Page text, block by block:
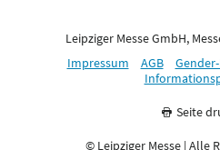
Leipziger Messe GmbH,
Impressum
AGB
Seite
© Leipziger Messe | Alle